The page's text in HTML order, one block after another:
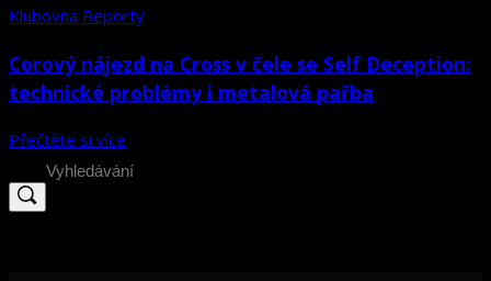
Klubovna Reporty
Corový nájezd na Cross v čele se Self Deception:
technické problémy i metalová pařba
Přečtěte si více
Search
for: